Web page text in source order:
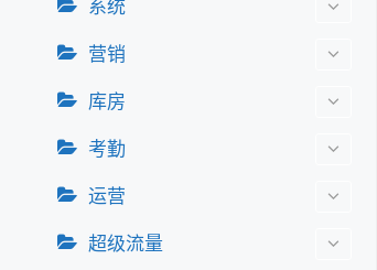
系统
营销
库房
考勤
运营
超级流量